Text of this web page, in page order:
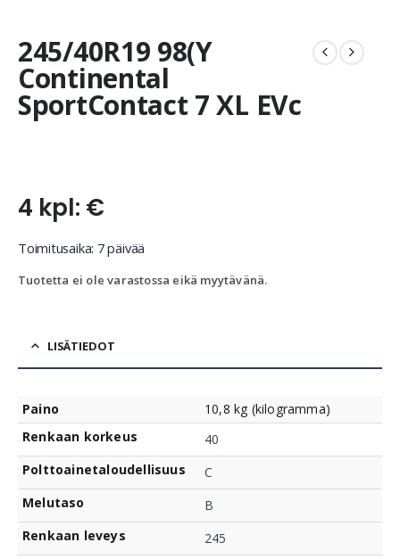
245/40R19 98(Y
Continental
SportContact 7 XL EVc
4 kpl: €
Toimitusaika: 7 päivää
Tuotetta ei ole varastossa eikä myytävänä.
LISÄTIEDOT
Paino
10,8 kg (kilogramma)
Renkaan korkeus
40
Polttoainetaloudellisuus
C
Melutaso
B
Renkaan leveys
245